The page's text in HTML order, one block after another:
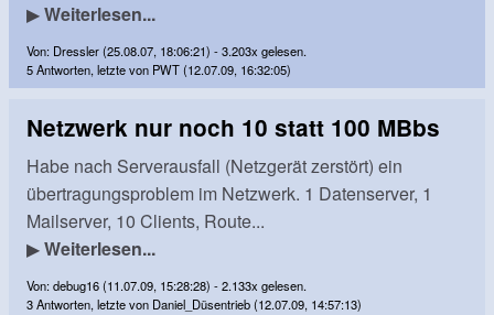
▶Weiterlesen...
Von: Dressler (25.08.07, 18:06:21) - 3.203x gelesen.
5 Antworten, letzte von PWT (12.07.09, 16:32:05)
Netzwerk nur noch 10 statt 100 MBbs
Habe nach Serverausfall (Netzgerät zerstört) ein
übertragungsproblem im Netzwerk. 1 Datenserver, 1
Mailserver, 10 Clients, Route...
▶Weiterlesen...
Von: debug16 (11.07.09, 15:28:28) - 2.133x gelesen.
3 Antworten, letzte von Daniel_Düsentrieb (12.07.09, 14:57:13)